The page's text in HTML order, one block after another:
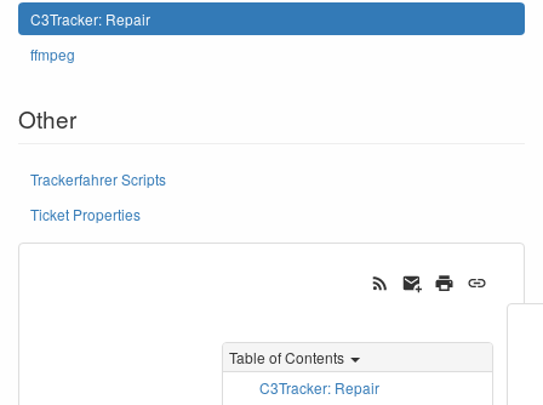
C3Tracker: Repair
ffmpeg
Other
Trackerfahrer Scripts
Ticket Properties
Table of Contents
C3Tracker: Repair